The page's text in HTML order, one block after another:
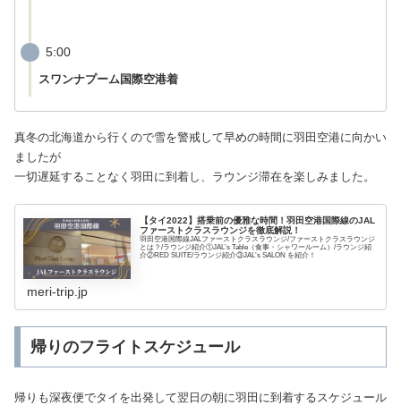
5:00
スワンナプーム国際空港着
真冬の北海道から行くので雪を警戒して早めの時間に羽田空港に向かい
ましたが
一切遅延することなく羽田に到着し、ラウンジ滞在を楽しみました。
【タイ2022】搭乗前の優雅な時間！羽田空港国際線のJAL
ファーストクラスラウンジを徹底解説！
羽田空港国際線JALファーストクラスラウンジ/ファーストクラスラウンジ
とは？/ラウンジ紹介①JAL’s Table（食事・シャワールーム）/ラウンジ紹
介②RED SUITE/ラウンジ紹介③JAL’s SALON を紹介！
meri-trip.jp
帰りのフライトスケジュール
帰りも深夜便でタイを出発して翌日の朝に羽田に到着するスケジュール